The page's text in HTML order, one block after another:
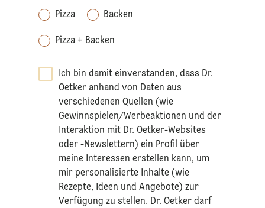
Pizza Backen
Pizza + Backen
Ich bin damit einverstanden, dass Dr.
Oetker anhand von Daten aus
verschiedenen Quellen (wie
Gewinnspielen/Werbeaktionen und der
Interaktion mit Dr. Oetker-Websites
oder -Newslettern) ein Profil über
meine Interessen erstellen kann, um
mir personalisierte Inhalte (wie
Rezepte, Ideen und Angebote) zur
Verfügung zu stellen. Dr. Oetker darf